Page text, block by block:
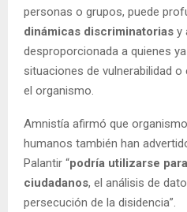
personas o grupos, puede
dinámicas discriminatorias y
desproporcionada a quienes
situaciones de vulnerabilidad
el organismo.
Amnistía afirmó que
humanos también han
Palantir “podría utilizarse
ciudadanos, el análisis de
persecución de la disidencia”.